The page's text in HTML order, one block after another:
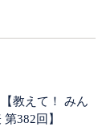
教えて！ みん
382回】